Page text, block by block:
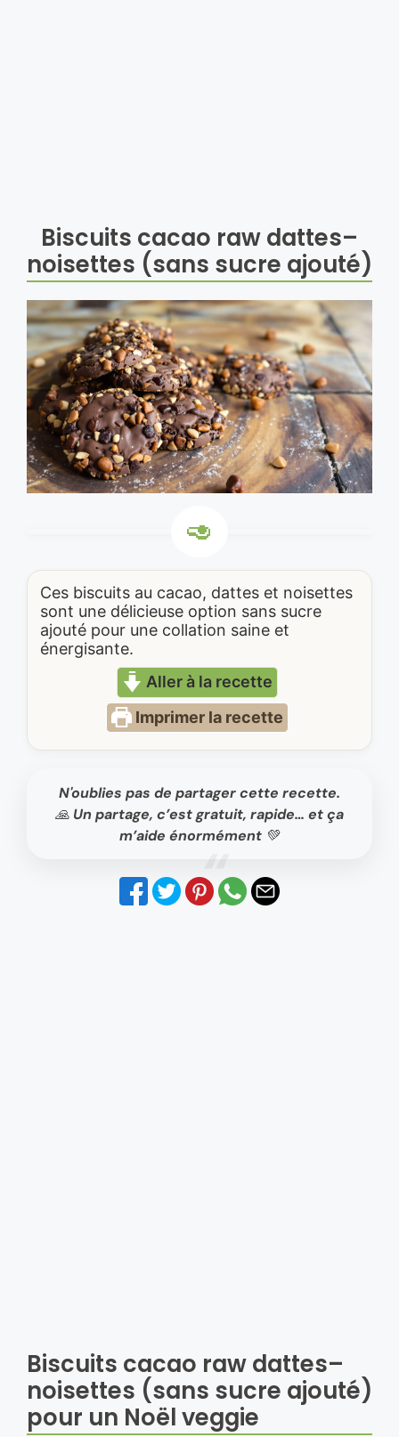
Biscuits cacao raw dattes–
noisettes (sans sucre ajouté)
Ces biscuits au cacao, dattes et noisettes
sont une délicieuse option sans sucre
ajouté pour une collation saine et
énergisante.
Aller à la recette
Imprimer la recette
N'oublies pas de partager cette recette.
🙏 Un partage, c’est gratuit, rapide… et ça
m’aide énormément 💚
Biscuits cacao raw dattes–
noisettes (sans sucre ajouté)
pour un Noël veggie